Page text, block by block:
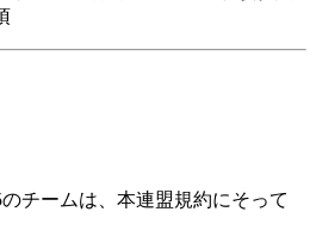
チームは、本連盟規約にそって